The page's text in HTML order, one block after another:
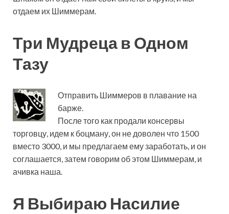
отдаем их Шиммерам.
Три Мудреца в Одном
Тазу
Отправить Шиммеров в плавание на
барже.
После того как продали консервы
торговцу, идем к боцману, он не доволен что 1500
вместо 3000, и мы предлагаем ему заработать, и он
соглашается, затем говорим об этом Шиммерам, и
ачивка наша.
Я Выбираю Насилие